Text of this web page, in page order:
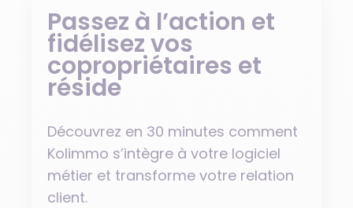
Passez à l’action et
fidélisez vos
copropriétaires et
réside
Découvrez en 30 minutes comment
Kolimmo s’intègre à votre logiciel
métier et transforme votre relation
client.